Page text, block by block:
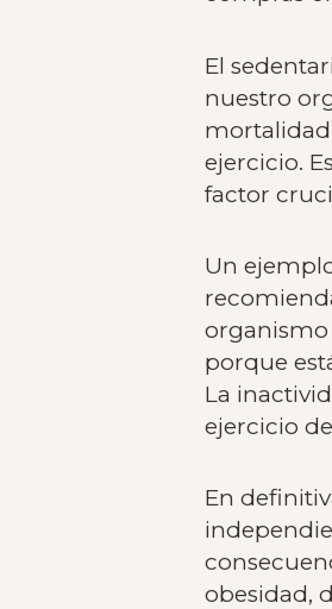
El
nuestro
mortalidad
ejercicio.
factor
Un
organismo
porque
La
ejercicio
En
obesidad,